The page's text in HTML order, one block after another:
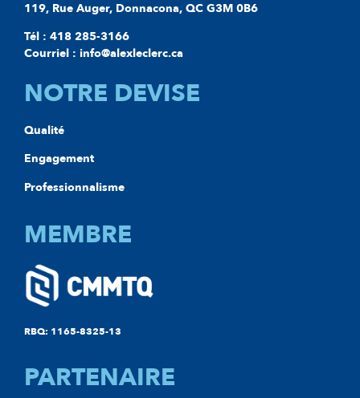
119, Rue Auger, Donnacona, QC G3M 0B6
Tél : 418 285-3166
Courriel : info@alexleclerc.ca
NOTRE DEVISE
Qualité
Engagement
Professionnalisme
MEMBRE
RBQ: 1165-8325-13
PARTENAIRE